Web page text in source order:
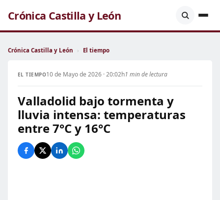
Crónica Castilla y León
Crónica Castilla y León › El tiempo
EL TIEMPO10 de Mayo de 2026 · 20:02h1 min de lectura
Valladolid bajo tormenta y
lluvia intensa: temperaturas
entre 7°C y 16°C